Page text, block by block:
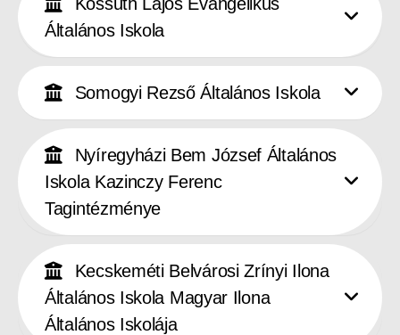
Általános Iskola
Somogyi Rezső Általános Iskola
Nyíregyházi Bem József Általános
Iskola Kazinczy Ferenc
Tagintézménye
Kecskeméti Belvárosi Zrínyi Ilona
Általános Iskola Magyar Ilona
Általános Iskolája